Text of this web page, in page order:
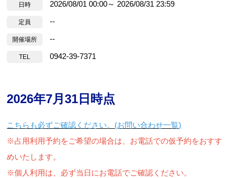
日時 2026/08/01 00:00～ 2026/08/31 23:59
定員 --
開催場所 --
TEL 0942-39-7371
2026年7月31日時点
こちらも必ずご確認ください。(お問い合わせ一覧)
※占用利用予約をご希望の場合は、お電話での仮予約をおすす
めいたします。
※個人利用は、必ず当日にお電話でご確認ください。